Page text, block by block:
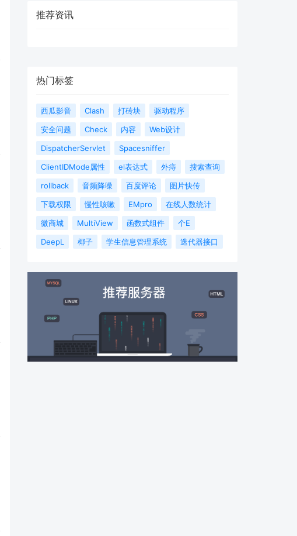
推荐资讯
热门标签
西瓜影音 Clash 打砖块
驱动程序
安全问题
Check 内容
Web设计
DispatcherServlet
Spacesniffer
ClientIDMode属性
el表达式 外痔
搜索查询
rollback
音频降噪 百度评论
图片快传
下载权限
慢性咳嗽 EMpro
在线人数统计
微商城
MultiView 函数式组件
个E
DeepL
椰子 学生信息管理系统 迭代器接口